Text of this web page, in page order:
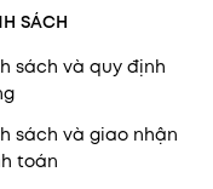
SÁCH
sách và quy định
sách và giao nhận
toán